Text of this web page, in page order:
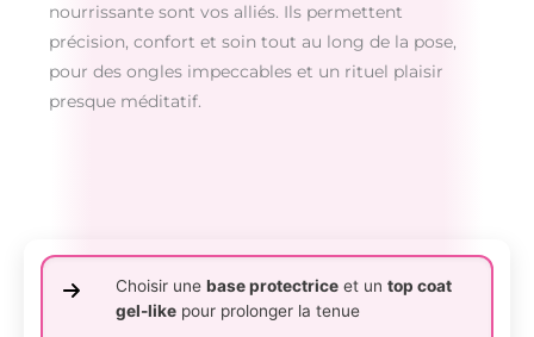
nourrissante sont vos alliés. Ils permettent
précision, confort et soin tout au long de la pose,
pour des ongles impeccables et un rituel plaisir
presque méditatif.
Choisir unebase protectrice et untop coat
gel-like pour prolonger la tenue